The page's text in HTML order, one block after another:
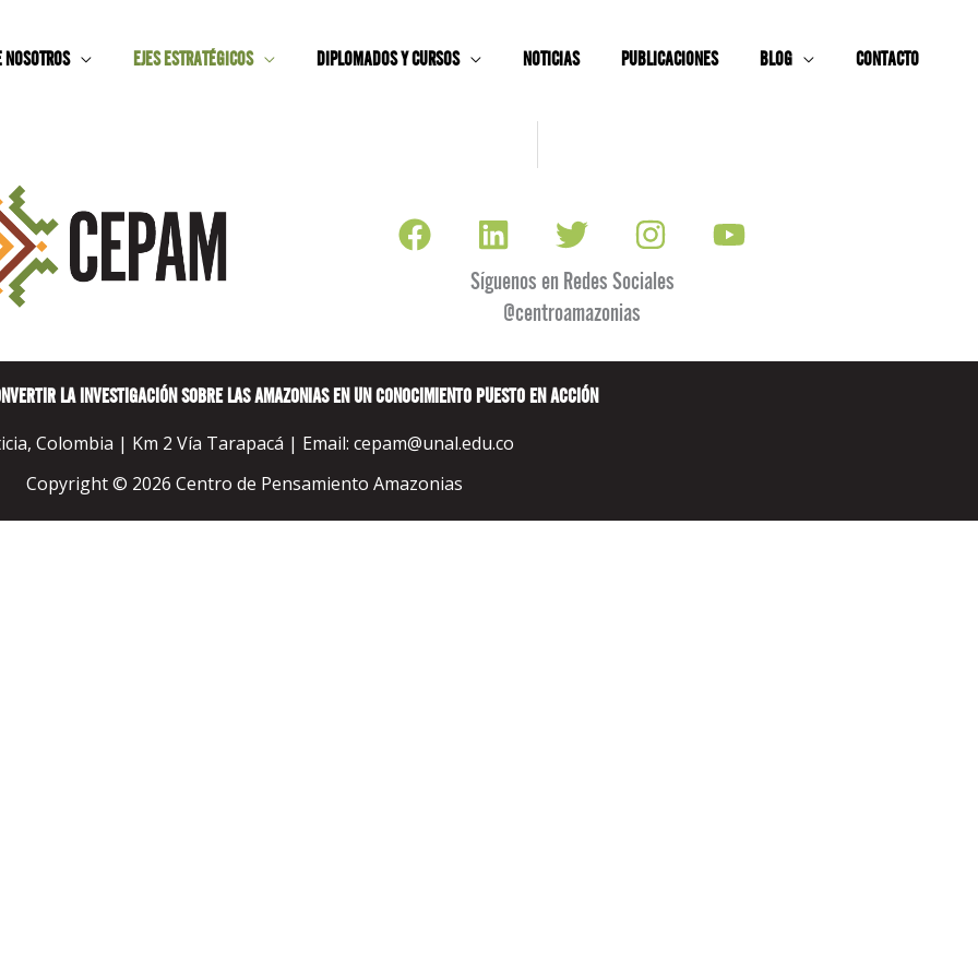
NOSOTROS EJES ESTRATÉGICOS DIPLOMADOS Y CURSOS NOTICIAS PUBLICACIONES BLOG CONTACTO
Síguenos en Redes Sociales
@centroamazonias
LA INVESTIGACIÓN SOBRE LAS AMAZONIAS EN UN CONOCIMIENTO PUESTO EN ACCIÓN
Colombia | Km 2 Vía Tarapacá | Email: cepam@unal.edu.co
Copyright © 2026 Centro de Pensamiento Amazonias